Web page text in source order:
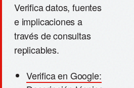
Verifica datos, fuentes
e implicaciones a
través de consultas
replicables.
Verifica en Google: